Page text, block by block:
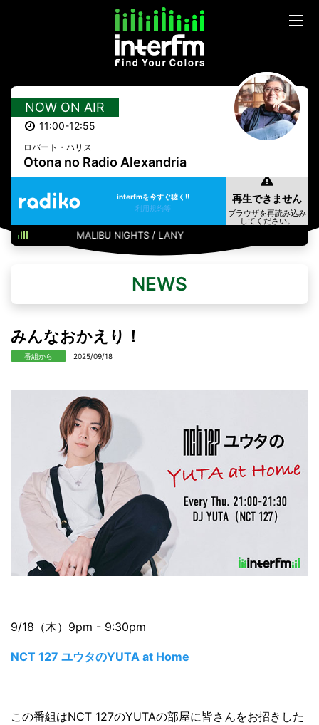
NOW ON AIR
11:00-12:55
ロバート・ハリス
Otona no Radio Alexandria
interfmを今すぐ聴く!!
利用規約等
MALIBU NIGHTS / LANY
NEWS
みんなおかえり！
番組から 2025/09/18
9/18（木）9pm - 9:30pm
NCT 127 ユウタのYUTA at Home
この番組はNCT 127のYUTAの部屋に皆さんをお招きした